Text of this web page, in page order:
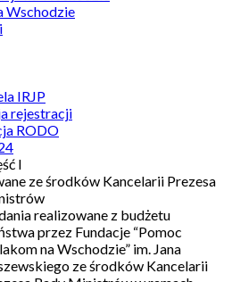
Wschodzie
IRJP
rejestracji
RODO
I
ze środków Kancelarii Prezesa
realizowane z budżetu
przez Fundacje “Pomoc
na Wschodzie” im. Jana
ze środków Kancelarii